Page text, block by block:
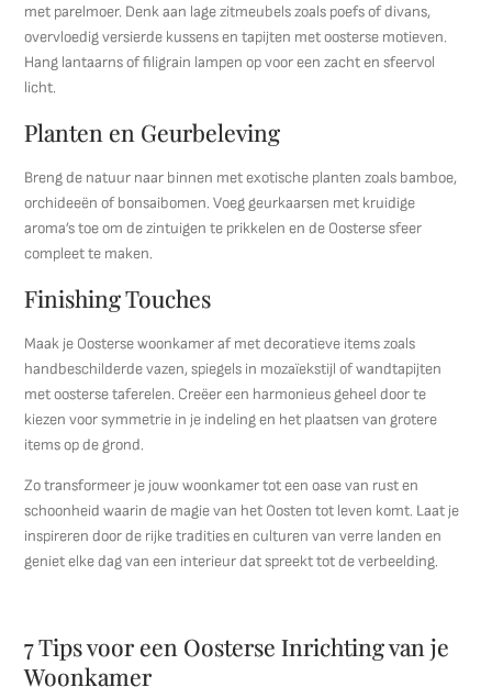
met parelmoer. Denk aan lage zitmeubels zoals poefs of divans,
overvloedig versierde kussens en tapijten met oosterse motieven.
Hang lantaarns of filigrain lampen op voor een zacht en sfeervol
licht.
Planten en Geurbeleving
Breng de natuur naar binnen met exotische planten zoals bamboe,
orchideeën of bonsaibomen. Voeg geurkaarsen met kruidige
aroma’s toe om de zintuigen te prikkelen en de Oosterse sfeer
compleet te maken.
Finishing Touches
Maak je Oosterse woonkamer af met decoratieve items zoals
handbeschilderde vazen, spiegels in mozaïekstijl of wandtapijten
met oosterse taferelen. Creëer een harmonieus geheel door te
kiezen voor symmetrie in je indeling en het plaatsen van grotere
items op de grond.
Zo transformeer je jouw woonkamer tot een oase van rust en
schoonheid waarin de magie van het Oosten tot leven komt. Laat je
inspireren door de rijke tradities en culturen van verre landen en
geniet elke dag van een interieur dat spreekt tot de verbeelding.
7 Tips voor een Oosterse Inrichting van je
Woonkamer